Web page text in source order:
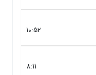
10:52
8:11